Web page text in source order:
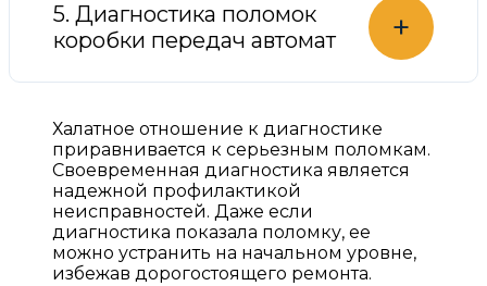
5. Диагностика поломок
коробки передач автомат
+
Халатное отношение к диагностике
приравнивается к серьезным поломкам.
Своевременная диагностика является
надежной профилактикой
неисправностей. Даже если
диагностика показала поломку, ее
можно устранить на начальном уровне,
избежав дорогостоящего ремонта.